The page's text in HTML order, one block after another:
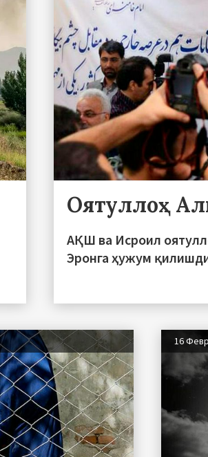
Оятуллоҳ
АҚШ ва Исроил
Эронга ҳужум
16